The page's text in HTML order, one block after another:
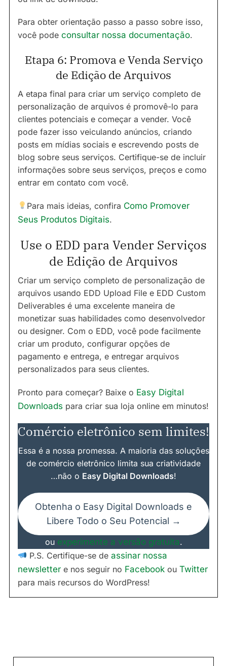
Para obter orientação passo a passo sobre isso,
você pode consultar nossa documentação.
Etapa 6: Promova e Venda Serviço
de Edição de Arquivos
A etapa final para criar um serviço completo de
personalização de arquivos é promovê-lo para
clientes potenciais e começar a vender. Você
pode fazer isso veiculando anúncios, criando
posts em mídias sociais e escrevendo posts de
blog sobre seus serviços. Certifique-se de incluir
informações sobre seus serviços, preços e como
entrar em contato com você.
Para mais ideias, confira Como Promover
Seus Produtos Digitais.
Use o EDD para Vender Serviços
de Edição de Arquivos
Criar um serviço completo de personalização de
arquivos usando EDD Upload File e EDD Custom
Deliverables é uma excelente maneira de
monetizar suas habilidades como desenvolvedor
ou designer. Com o EDD, você pode facilmente
criar um produto, configurar opções de
pagamento e entrega, e entregar arquivos
personalizados para seus clientes.
Pronto para começar? Baixe o Easy Digital
Downloads para criar sua loja online em minutos!
Comércio eletrônico sem limites!
Essa é a nossa promessa. A maioria das soluções
de comércio eletrônico limita sua criatividade
…não o Easy Digital Downloads!
Obtenha o Easy Digital Downloads e
Libere Todo o Seu Potencial →
ou experimente a versão gratuita.
P.S. Certifique-se deassinar nossa
newsletter e nos seguir no Facebook ou Twitter
para mais recursos do WordPress!